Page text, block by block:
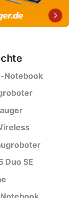
Notebook
Duo SE